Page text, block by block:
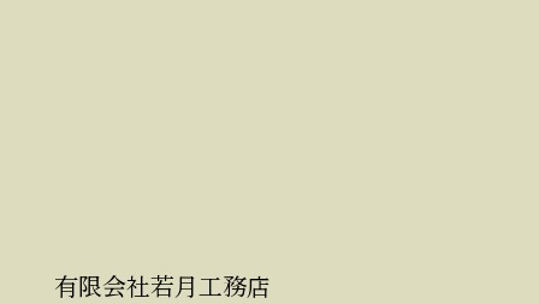
有限会社若月工務店